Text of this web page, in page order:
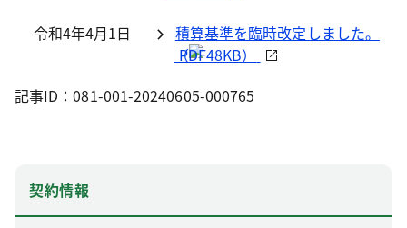
令和4年4月1日
積算基準を臨時改定しました。
（
48KB）
記事ID：081-001-20240605-000765
契約情報